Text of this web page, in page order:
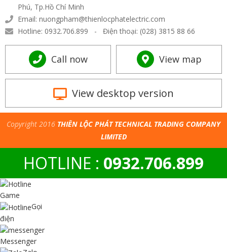
Phú, Tp.Hồ Chí Minh
Email: nuongpham@thienlocphatelectric.com
Hotline: 0932.706.899 - Điện thoại: (028) 3815 88 66
Call now View map
View desktop version
Copyright 2016 THIÊN LỘC PHÁT TECHNICAL TRADING COMPANY
LIMITED
HOTLINE : 0932.706.899
Game
Gọi
điện
Messenger